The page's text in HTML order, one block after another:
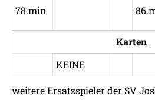
78.min
Karten
KEINE
weitere Ersatzspieler der SV